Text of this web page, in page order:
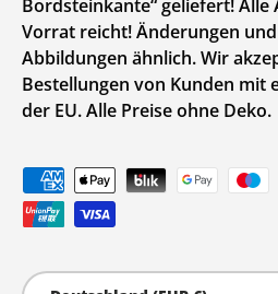
Bordsteinkante“ geliefert! Alle
Vorrat reicht! Änderungen
Abbildungen ähnlich. Wir
Bestellungen von Kunden mit
der EU. Alle Preise ohne Deko.
Zahlungsmethoden
Land/Region